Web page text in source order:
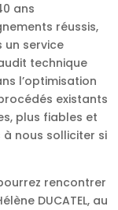
ans
réussis,
un service
technique
l’optimisation
existants
plus fiables et
à nous solliciter si
rencontrer
DUCATEL, au